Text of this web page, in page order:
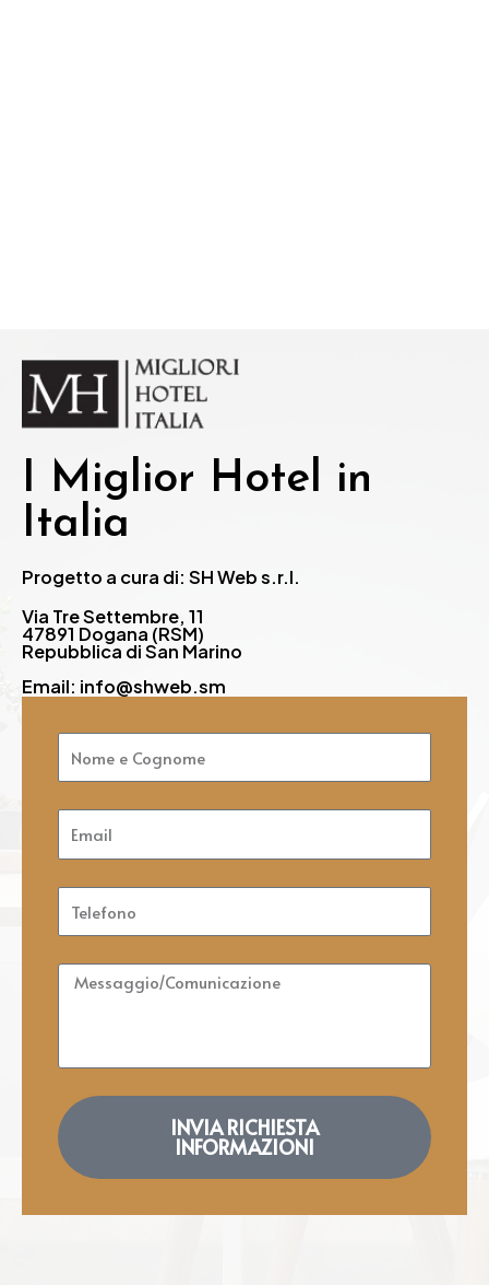
I Miglior Hotel in
Italia
Progetto a cura di: SH Web s.r.l.
Via Tre Settembre, 11
47891 Dogana (RSM)
Repubblica di San Marino
Email: info@shweb.sm
Nome
e
Cognome
Email
Telefono
Messaggio/Comunicazione
INVIA RICHIESTA
INFORMAZIONI